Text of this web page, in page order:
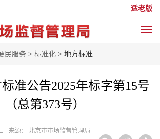
适老版
民服务 > 标准化 > 地方标准
准公告2025年标字第15号
（总第373号）
来源： 北京市市场监督管理局